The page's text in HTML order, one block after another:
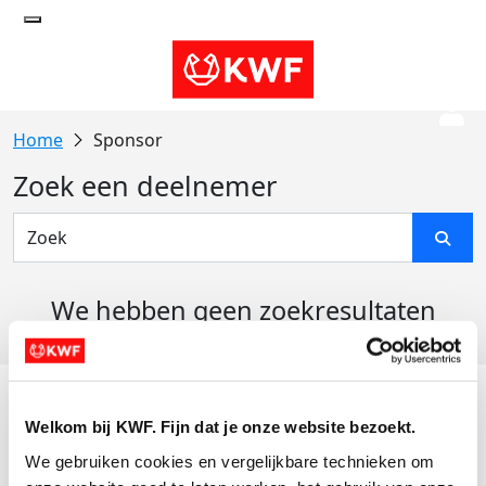
Welkom bij KWF. Fijn dat je onze website bezoekt.
We gebruiken cookies en vergelijkbare technieken om
Sponsor
Zoek een deelnemer
We hebben geen zoekresultaten
Actiematerialen
Evenementen